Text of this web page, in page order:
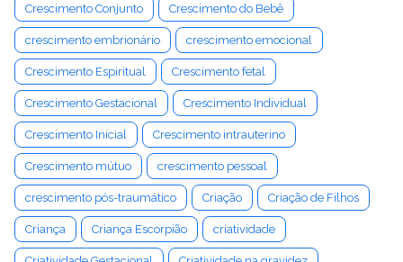
Crescimento Conjunto Crescimento do Bebê
crescimento embrionário crescimento emocional
Crescimento Espiritual Crescimento fetal
Crescimento Gestacional Crescimento Individual
Crescimento Inicial Crescimento intrauterino
Crescimento mútuo crescimento pessoal
crescimento pós-traumático Criação Criação de Filhos
Criança Criança Escorpião criatividade